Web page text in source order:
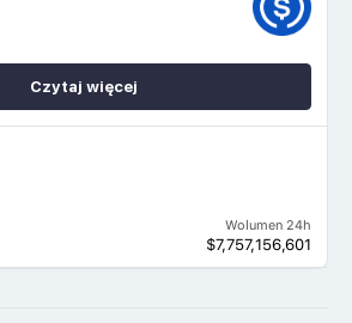
Wolumen 24h
$7,757,156,601
Czytaj więcej